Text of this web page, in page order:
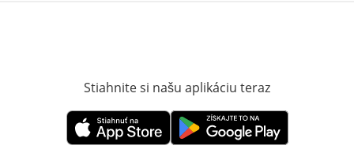
Stiahnite si našu aplikáciu teraz
Otvorí sa vnovom okneOtvorí sa vnovom okne